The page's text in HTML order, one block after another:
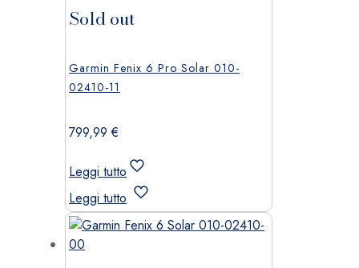
Sold out
Garmin Fenix 6 Pro Solar 010-
02410-11
799,99€
Leggi tutto
Leggi tutto